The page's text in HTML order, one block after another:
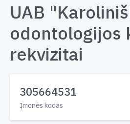
UAB
odontologijos
rekvizitai
305664531
Įmonės kodas